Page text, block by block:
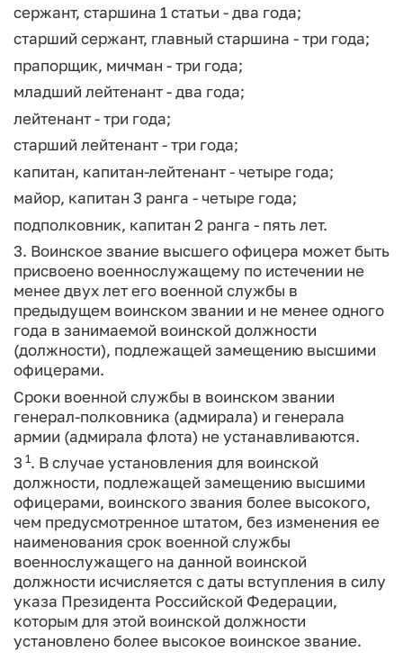
сержант, старшина 1 статьи - два года;
старший сержант, главный старшина - три года;
прапорщик, мичман - три года;
младший лейтенант - два года;
лейтенант - три года;
старший лейтенант - три года;
капитан, капитан-лейтенант - четыре года;
майор, капитан 3 ранга - четыре года;
подполковник, капитан 2 ранга - пять лет.
3. Воинское звание высшего офицера может быть
присвоено военнослужащему по истечении не
менее двух лет его военной службы в
предыдущем воинском звании и не менее одного
года в занимаемой воинской должности
(должности), подлежащей замещению высшими
офицерами.
Сроки военной службы в воинском звании
генерал-полковника (адмирала) и генерала
армии (адмирала флота) не устанавливаются.
3 1 . В случае установления для воинской
должности, подлежащей замещению высшими
офицерами, воинского звания более высокого,
чем предусмотренное штатом, без изменения ее
наименования срок военной службы
военнослужащего на данной воинской
должности исчисляется с даты вступления в силу
указа Президента Российской Федерации,
которым для этой воинской должности
установлено более высокое воинское звание.